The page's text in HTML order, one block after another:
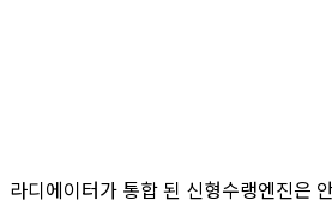
라디에이터가 통합 된 신형수랭엔진은